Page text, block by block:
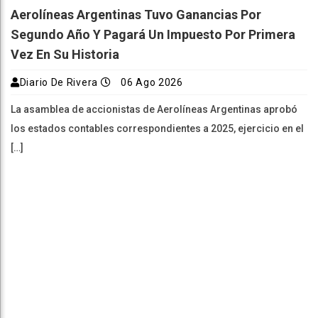
Aerolíneas Argentinas Tuvo Ganancias Por
Segundo Año Y Pagará Un Impuesto Por Primera
Vez En Su Historia
Diario De Rivera 06 Ago 2026
La asamblea de accionistas de Aerolíneas Argentinas aprobó
los estados contables correspondientes a 2025, ejercicio en el
[…]